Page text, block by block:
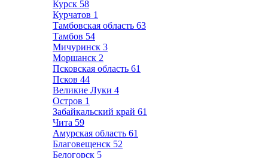
Курск 58
Курчатов 1
Тамбовская область 63
Тамбов 54
Мичуринск 3
Моршанск 2
Псковская область 61
Псков 44
Великие Луки 4
Остров 1
Забайкальский край 61
Чита 59
Амурская область 61
Благовещенск 52
Белогорск 5